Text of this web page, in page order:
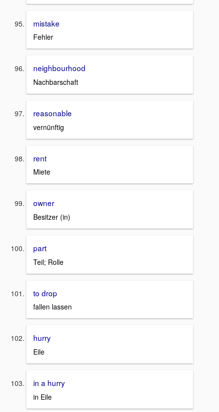
mistake
Fehler
neighbourhood
Nachbarschaft
reasonable
vernünftig
rent
Miete
owner
Besitzer (in)
part
Teil; Rolle
to drop
fallen lassen
hurry
Eile
in a hurry
in Eile